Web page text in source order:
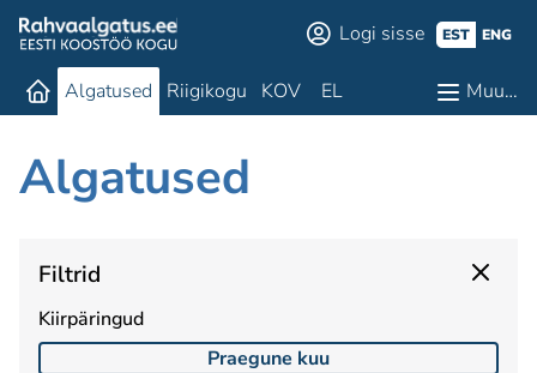
Logi sisse EST ENG
Algatused Riigikogu KOV EL Muu…
Algatused
Filtrid
Kiirpäringud
Praegune kuu